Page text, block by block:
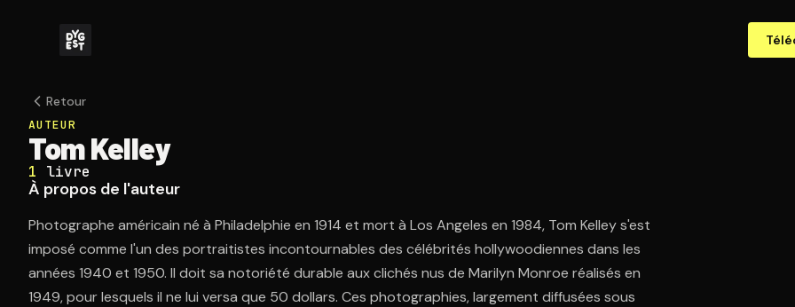
Retour
AUTEUR
Tom Kelley
1 livre
À propos de l'auteur
Photographe américain né à Philadelphie en 1914 et mort à Los Angeles en 1984, Tom Kelley s'est
imposé comme l'un des portraitistes incontournables des célébrités hollywoodiennes dans les
années 1940 et 1950. Il doit sa notoriété durable aux clichés nus de Marilyn Monroe réalisés en
1949, pour lesquels il ne lui versa que 50 dollars. Ces photographies, largement diffusées sous